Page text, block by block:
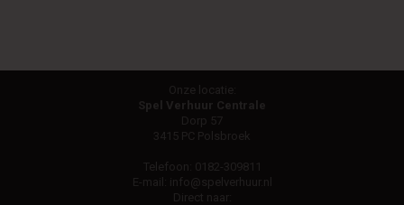
Onze locatie:
Spel Verhuur Centrale
Dorp 57
3415 PC Polsbroek
Telefoon: 0182-309811
E-mail: info@spelverhuur.nl
Direct naar: